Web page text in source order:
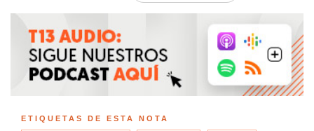
ETIQUETAS DE ESTA NOTA